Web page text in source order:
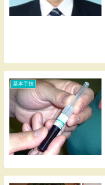
基本手技